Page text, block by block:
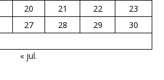
20 21 22
23
27 28 29
30
« jul.